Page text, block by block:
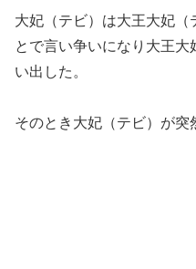
大妃（テビ）は大王大妃（
とで言い争いになり大王
い出した。
そのとき大妃（テビ）が突